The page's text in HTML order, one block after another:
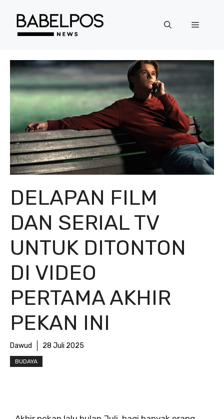
Menu
DELAPAN FILM
DAN SERIAL TV
UNTUK DITONTON
DI VIDEO
PERTAMA AKHIR
PEKAN INI
Dawud 28 Juli 2025
BUDAYA